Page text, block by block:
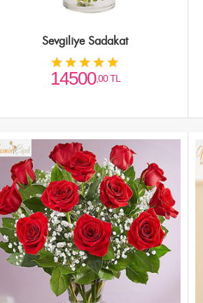
Sevgiliye Sadakat
14500,00 TL